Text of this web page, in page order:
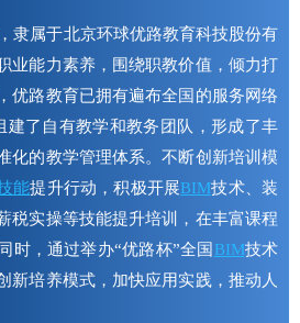
隶属于北京环球优路教育科技股份有
业能力素养，围绕职教价值，倾力打
优路教育已拥有遍布全国的服务网络
建了自有教学和教务团队，形成了丰
化的教学管理体系。不断创新培训模
能提升行动，积极开展BIM技术、装
税实操等技能提升培训，在丰富课程
时，通过举办“优路杯”全国 BIM技术
新培养模式，加快应用实践，推动人